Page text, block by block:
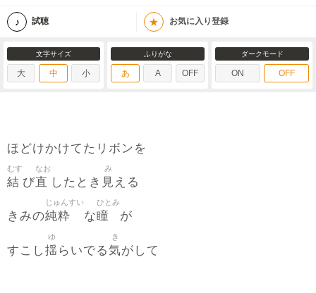
試聴 ★ お気に入り登録
文字サイズ
大 中 小
ふりがな
あ A OFF
ダークモード
ON OFF
ほどけかけてたリボンを
結
むす
び直
なお
したとき 見
み
える
きみの純粋
じゅんすい
な瞳
ひとみ
が
すこし揺
ゆ
らいでる気
き
がして